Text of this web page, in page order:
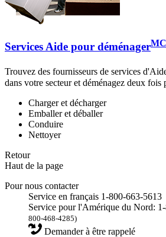
Services Aide pour déménagerMC
Trouvez des fournisseurs de services
dans votre secteur et déménagez deux fois
Charger et décharger
Emballer et déballer
Conduire
Nettoyer
Retour
Haut de la page
Pour nous contacter
Service en français 1-800-663-5613
Service pour l'Amérique du Nord:
800-468-4285)
Demander à être rappelé